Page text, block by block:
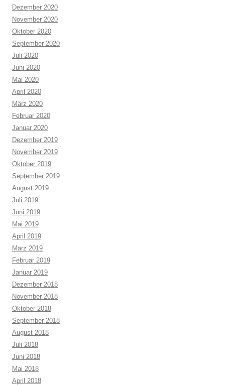
Dezember 2020
November 2020
Oktober 2020
September 2020
Juli 2020
Juni 2020
Mai 2020
April 2020
März 2020
Februar 2020
Januar 2020
Dezember 2019
November 2019
Oktober 2019
September 2019
August 2019
Juli 2019
Juni 2019
Mai 2019
April 2019
März 2019
Februar 2019
Januar 2019
Dezember 2018
November 2018
Oktober 2018
September 2018
August 2018
Juli 2018
Juni 2018
Mai 2018
April 2018